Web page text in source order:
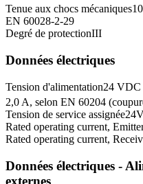
Tenue aux chocs mécaniques
EN 60028-2-29
Degré de protectionIII
Données électriques
Tension d'alimentation24 VDC
2,0 A, selon EN 60204
Tension de service assignée24
Rated operating current,
Rated operating current,
Données électriques -
externes